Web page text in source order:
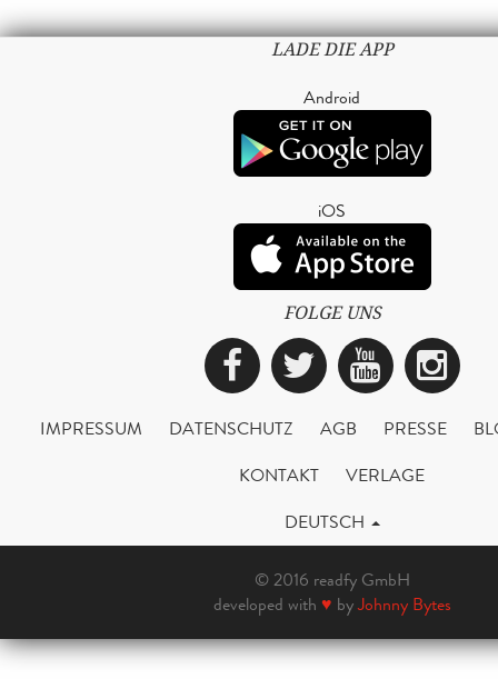
LADE DIE APP
Android
iOS
FOLGE UNS
Facebook
Twitter
IMPRESSUM DATENSCHUTZ AGB PRESSE
KONTAKT
VERLAGE
DEUTSCH
© 2016 readfy GmbH
developed with ♥ byJohnny Bytes